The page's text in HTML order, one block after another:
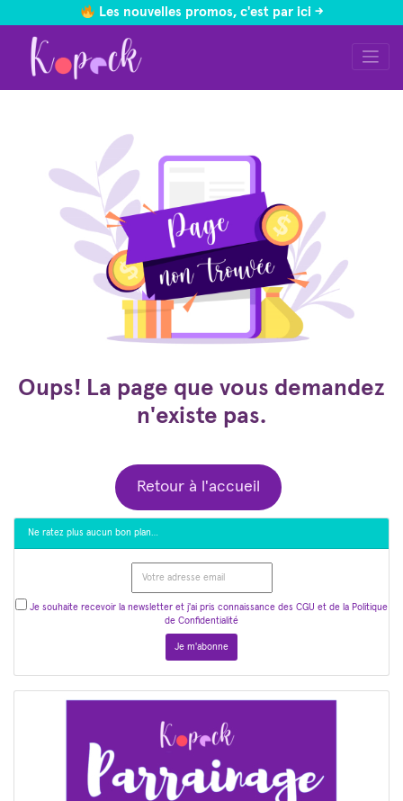
Les nouvelles promos, c'est par ici ->
Oups! La page que vous demandez
n'existe pas.
Retour à l'accueil
Ne ratez plus aucun bon plan…
Je souhaite recevoir la newsletter et j'ai pris connaissance des CGU et de la Politique
de Confidentialité